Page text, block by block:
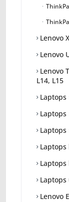
Lenovo
Lenovo
Lenovo
L14, L15
Laptops
Laptops
Laptops
Laptops
Laptops
Laptops
Lenovo